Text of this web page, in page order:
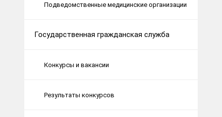
Подведомственные медицинские организации
Государственная гражданская служба
Конкурсы и вакансии
Результаты конкурсов